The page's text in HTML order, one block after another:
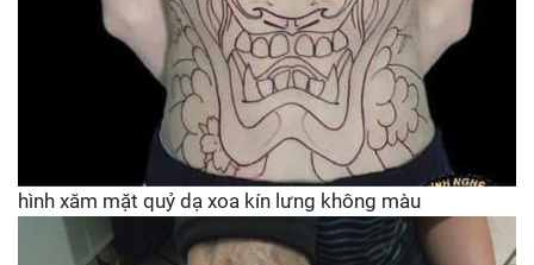
hình xăm mặt quỷ dạ xoa kín lưng không màu